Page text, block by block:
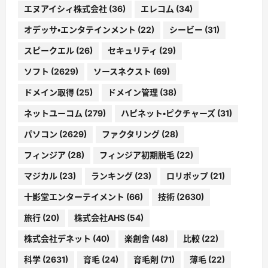
エヌアイシィ株式会社 (36) エレコム (34)
オデッサ・エンタテインメント (22) シービー (31)
スピークエル (26) セキュリティ (29)
ソフト (2629) ソースネクスト (69)
ドメイン取得 (25) ドメイン管理 (38)
ネットユーコム (279) ハピネット・ピクチャーズ (31)
パソコン (2629) ファクタリング (28)
フィンジア (28) フィンジア初期脱毛 (22)
マジカル (23) ランキング (23) ロリポップ (21)
十影堂エンターテイメント (66) 技術 (2630)
旅行 (20) 株式会社AHS (54)
株式会社デネット (40) 楽創舎 (48) 比較 (22)
科学 (2631) 育毛 (24) 育毛剤 (71) 薄毛 (22)